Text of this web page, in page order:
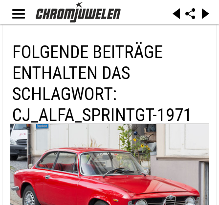
FOLGENDE BEITRÄGE
ENTHALTEN DAS
SCHLAGWORT:
CJ_ALFA_SPRINTGT-1971